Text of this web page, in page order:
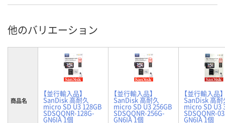
他のバリエーション
商品名
【並行輸入品】
SanDisk 高耐久
micro SD U3 128GB
SDSQQNR-128G-
GN6IA 1個
【並行輸入品】
SanDisk 高耐久
micro SD U3 256GB
SDSQQNR-256G-
GN6IA 1個
【並行輸入品】
SanDisk 高耐
micro SD U3
SDSQQNR-
GN6IA 1個